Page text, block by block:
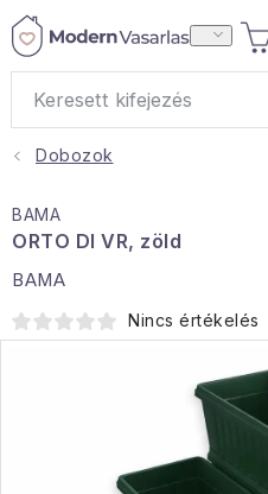
Ugrás
Otthoni illatok
Hobbi és kert
Dobozok
BAMA
ORTO DI VR, zöld
BAMA
Nincs értékelés